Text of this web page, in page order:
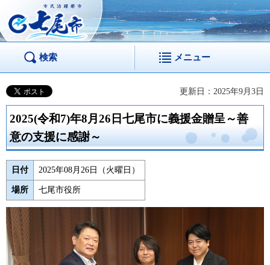
市民活躍都市 七尾
市
検索 メニュー
更新日：2025年9月3日
2025(令和7)年8月26日七尾市に義援金贈呈～善
意の支援に感謝～
日付 2025年08月26日（火曜日）
場所 七尾市役所